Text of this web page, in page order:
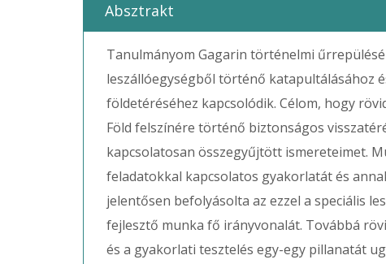
Absztrakt
Tanulmányom Gagarin történelmi
leszállóegységből történő katapultálásához
földetéréséhez kapcsolódik. Célom, hogy
Föld felszínére történő biztonságos
kapcsolatosan összegyűjtött ismereteimet.
feladatokkal kapcsolatos gyakorlatát és
jelentősen befolyásolta az ezzel a speciális
fejlesztő munka fő irányvonalát. Továbbá
és a gyakorlati tesztelés egy-egy pillanatát